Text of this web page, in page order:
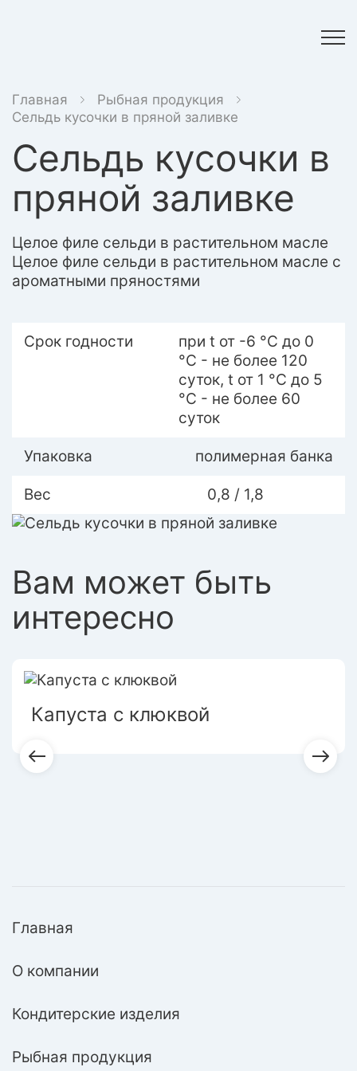
Главная
Рыбная продукция
Сельдь кусочки в пряной заливке
Сельдь кусочки в
пряной заливке
Целое филе сельди в растительном масле
Целое филе сельди в растительном масле с
ароматными пряностями
Срок годности
при t от -6 °С до 0
°С - не более 120
суток, t от 1 °С до 5
°С - не более 60
суток
Упаковка полимерная банка
Вес 0,8 / 1,8
Вам может быть
интересно
Капуста с клюквой
Главная
О компании
Кондитерские изделия
Рыбная продукция